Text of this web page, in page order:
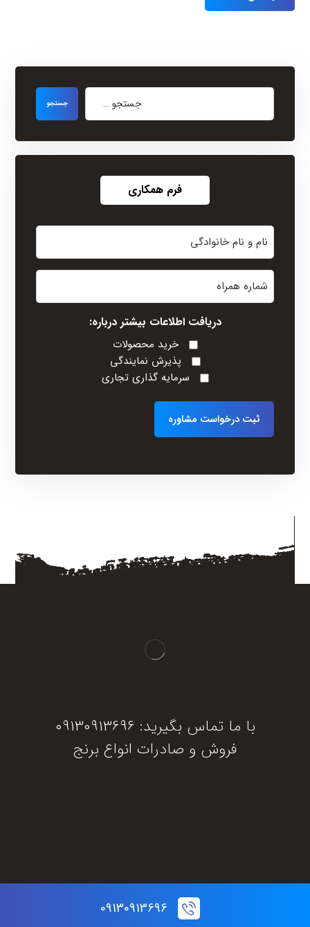
فرم همکاری
نام
(Required)
دریافت اطلاعات بیشتر درباره:
خرید محصولات
پذیرش نمایندگی
سرمایه گذاری تجاری
با ما تماس بگیرید: 09130913696
فروش و صادرات انواع برنج
© تمام حقوق این سایت برای برنج جنوب محفوظ است.
09130913696